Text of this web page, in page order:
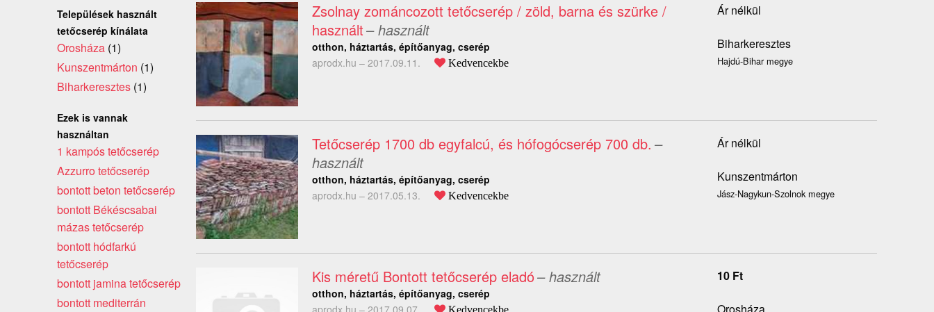
Zsolnay zománcozott tetőcserép / zöld, barna és szürke /
használt– használt
otthon, háztartás, építőanyag, cserép
aprodx.hu – 2017.09.11. Kedvencekbe
Ár nélkül
Biharkeresztes
Hajdú-Bihar megye
Tetőcserép 1700 db egyfalcú, és hófogócserép 700 db. –
használt
otthon, háztartás, építőanyag, cserép
aprodx.hu – 2017.05.13. Kedvencekbe
Ár nélkül
Kunszentmárton
Jász-Nagykun-Szolnok megye
Kis méretű Bontott tetőcserép eladó– használt
otthon, háztartás, építőanyag, cserép
Kedvencekbe
10 Ft
Települések használt
tetőcserép kínálata
Orosháza (1)
Kunszentmárton (1)
Biharkeresztes (1)
Ezek is vannak
használtan
1 kampós tetőcserép
Azzurro tetőcserép
bontott beton tetőcserép
bontott Békéscsabai
mázas tetőcserép
bontott hódfarkú
tetőcserép
bontott jamina tetőcserép
bontott mediterrán